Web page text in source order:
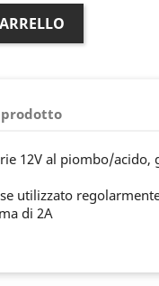
12V al piombo/acido,
utilizzato
di 2A